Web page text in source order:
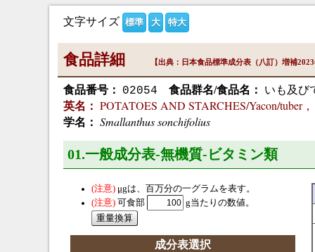
文字サイズ 標準 大 特大
食品詳細 【出典：日本食品標準成分表（八訂）増補
食品番号： 02054 食品群名/食品名：
いも及び
英名： POTATOES AND STARCHES/Yacon/tuber
学名： Smallanthus sonchifolius
01.一般成分表-無機質-ビタミン類
μgは、百万分の一グラムを表す。
可食部
g当たりの数値。
成分表選択